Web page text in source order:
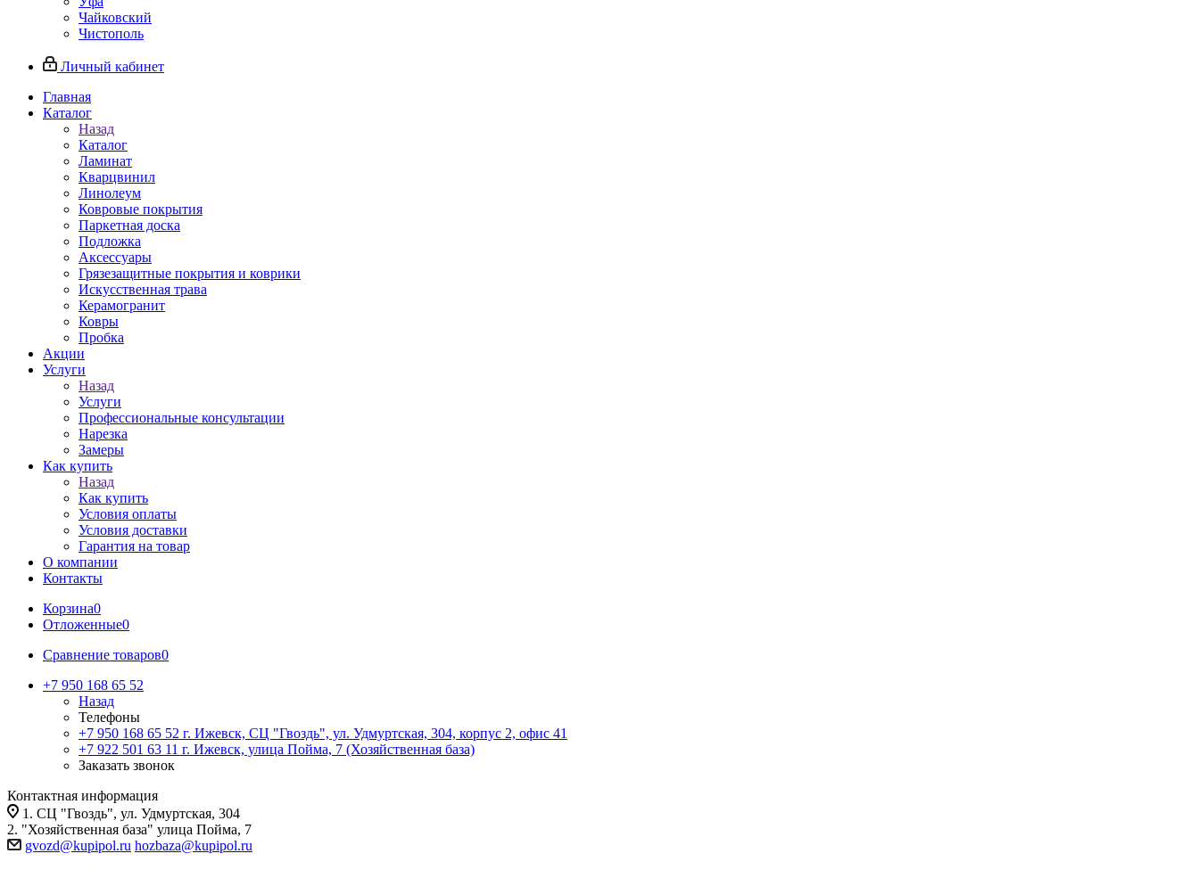
Чайковский
Чистополь
Личный кабинет
Главная
Каталог
Назад
Каталог
Ламинат
Кварцвинил
Линолеум
Ковровые покрытия
Паркетная доска
Подложка
Аксессуары
Грязезащитные покрытия и коврики
Искусственная трава
Керамогранит
Ковры
Пробка
Акции
Услуги
Назад
Услуги
Профессиональные консультации
Нарезка
Замеры
Как купить
Назад
Как купить
Условия оплаты
Условия доставки
Гарантия на товар
О компании
Контакты
Корзина0
Отложенные0
Сравнение товаров0
+7 950 168 65 52
Назад
Телефоны
+7 950 168 65 52 г. Ижевск, СЦ "Гвоздь", ул. Удмуртская, 304, корпус 2, офис 41
+7 922 501 63 11 г. Ижевск, улица Пойма, 7 (Хозяйственная база)
Заказать звонок
Контактная информация
1. СЦ "Гвоздь", ул. Удмуртская, 304
2. "Хозяйственная база" улица Пойма, 7
gvozd@kupipol.ru hozbaza@kupipol.ru